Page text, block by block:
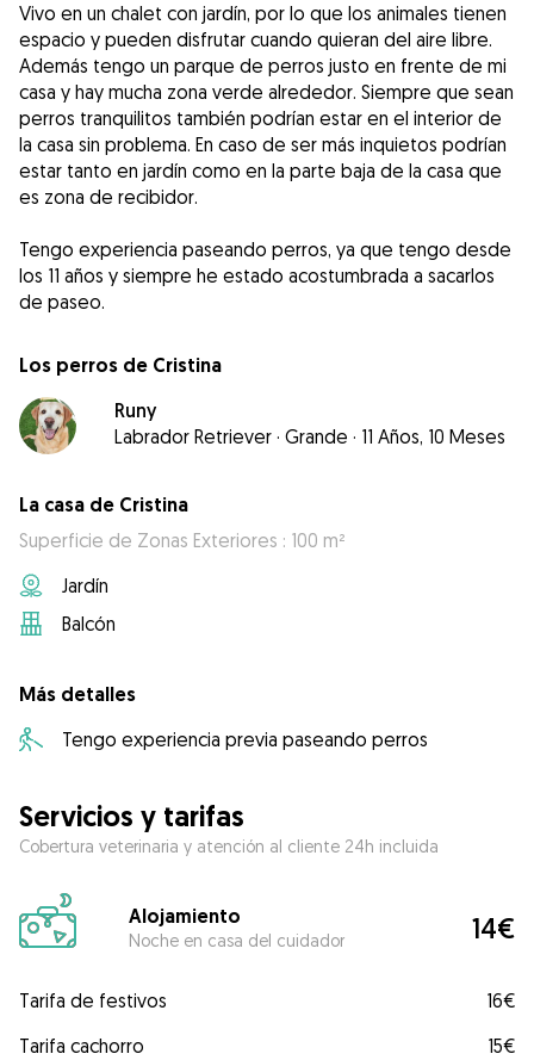
Vivo en un chalet con jardín, por lo que los animales tienen
espacio y pueden disfrutar cuando quieran del aire libre.
Además tengo un parque de perros justo en frente de mi
casa y hay mucha zona verde alrededor. Siempre que sean
perros tranquilitos también podrían estar en el interior de
la casa sin problema. En caso de ser más inquietos podrían
estar tanto en jardín como en la parte baja de la casa que
es zona de recibidor.
Tengo experiencia paseando perros, ya que tengo desde
los 11 años y siempre he estado acostumbrada a sacarlos
de paseo.
Los perros de Cristina
Runy
Labrador Retriever · Grande · 11 Años, 10 Meses
La casa de Cristina
Superficie de Zonas Exteriores : 100 m²
Jardín
Balcón
Más detalles
Tengo experiencia previa paseando perros
Servicios y tarifas
Cobertura veterinaria y atención al cliente 24h incluida
Alojamiento
Noche en casa del cuidador 14€
Tarifa de festivos
16€
Tarifa cachorro
15€